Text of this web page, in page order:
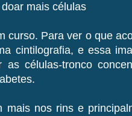
mais células
curso. Para ver o que
cintilografia, e essa
as células-tronco
mais nos rins e